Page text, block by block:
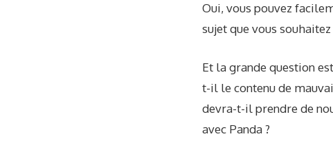
Oui, vous pouvez
sujet que vous
Et la grande question
t-il le contenu de
devra-t-il prendre de
avec Panda ?